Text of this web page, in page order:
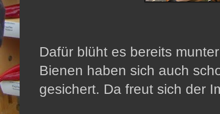
Dafür blüht es bereits
Bienen haben sich auch
gesichert. Da freut sich der